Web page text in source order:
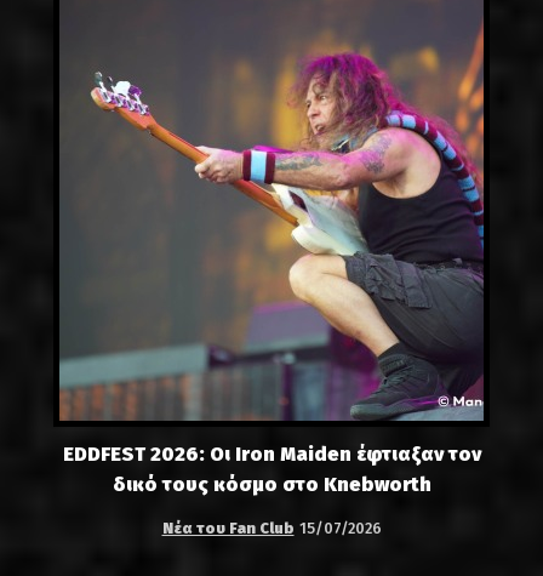
EDDFEST 2026: Οι Iron Maiden έφτιαξαν τον
δικό τους κόσμο στο Knebworth
Νέα του Fan Club 15/07/2026